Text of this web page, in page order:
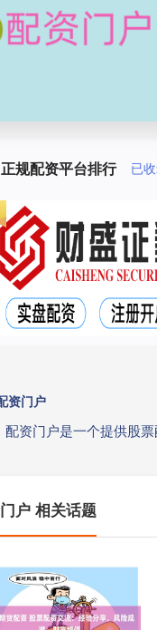
正规配资平台排行 已
资门户
配资门户是一个提供股
户 相关话题